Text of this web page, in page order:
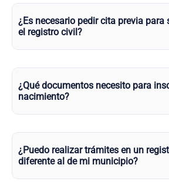
¿Es necesario pedir cita previa para
el registro civil?
¿Qué documentos necesito para
nacimiento?
¿Puedo realizar trámites en un
diferente al de mi municipio?